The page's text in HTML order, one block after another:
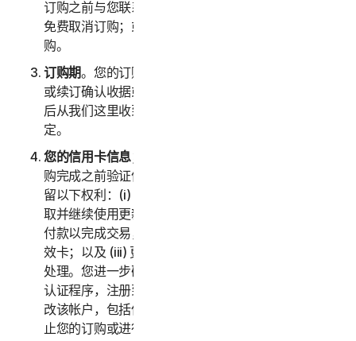
订购之前与您联系以获取指示，并且您可以选择：(i)
免费取消订购；或者 (ii) 根据修改后的信息继续进行订
购。
订购期。您的订购期（以下称“
或续订确认收据或电子邮件（例如，您在购买服务订购
后从我们这里收到的购买或确认电子邮件）中进行规
定。
您的信用卡信息；订购购买的接受
购完成之前验证信用卡/借记卡付款的权利。我们还保
留以下权利：(i) 从卡品牌方以电子方式（如适用）获
取并继续使用更新的信用卡帐户信息；(ii) 重试失败的
付款以完成交易，包括但不限于重试延长过期日期的失
效卡；以及 (iii) 更改或变更授权第三方以协助进行付款
处理。您进一步确认并同意，根据我们现行的客户身份
认证程序，注册到您帐户的另一位成年客户可以授权更
改该帐户，包括但不限于更改付款方式或服务，包括终
止您的订购或进行可能会导致额外费用的变更。在任何